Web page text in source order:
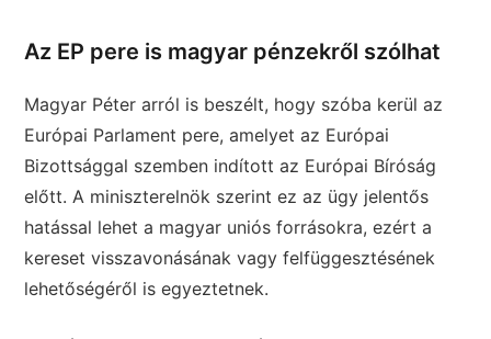
Az EP pere is magyar pénzekről szólhat
Magyar Péter arról is beszélt, hogy szóba kerül az
Európai Parlament pere, amelyet az Európai
Bizottsággal szemben indított az Európai Bíróság
előtt. A miniszterelnök szerint ez az ügy jelentős
hatással lehet a magyar uniós forrásokra, ezért a
kereset visszavonásának vagy felfüggesztésének
lehetőségéről is egyeztetnek.